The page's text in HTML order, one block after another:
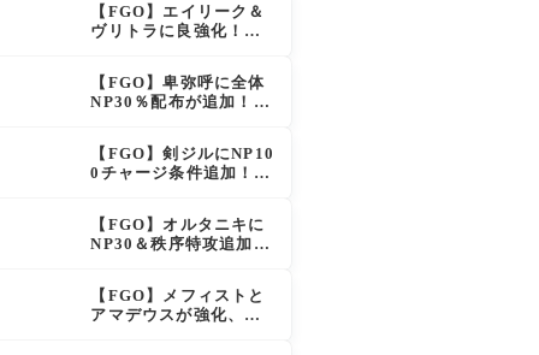
【FGO】エイリーク＆
ヴリトラに良強化！宝
やすく
【FGO】卑弥呼に全体
NP30％配布が追加！ジ
【FGO】剣ジルにNP10
0チャージ条件追加！術
【FGO】オルタニキに
NP30＆秩序特攻追加で
とは思えない」の反響
【FGO】メフィストと
アマデウスが強化、ア